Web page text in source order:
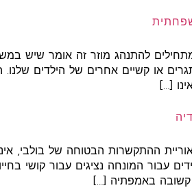
להתנהג מוזר זה אומר שיש
או קשיים אחרים של הילדים
[…]
ההתקשרות הבטוחה של בולבי,
עבור המונחה נציגים עבור קושי
קשובה באמפתיה […]